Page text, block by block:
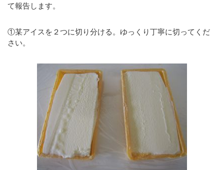
て報告します。
①某アイスを２つに切り分ける。ゆっくり丁寧に切ってくだ
さい。